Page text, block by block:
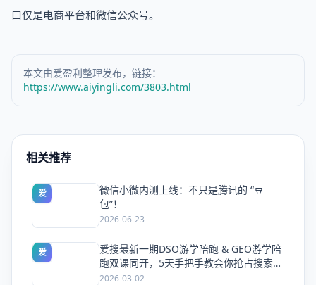
口仅是电商平台和微信公众号。
本文由爱盈利整理发布，链接：
https://www.aiyingli.com/3803.html
相关推荐
爱
微信小微内测上线：不只是腾讯的 “豆
包”！
2026-06-23
爱
爱搜最新一期DSO游学陪跑 & GEO游学陪
跑双课同开，5天手把手教会你抢占搜索流
量
2026-03-02